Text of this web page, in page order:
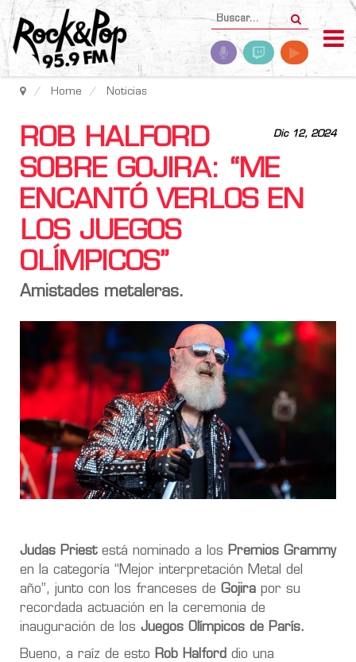
Home Noticias
Dic 12, 2024
ROB HALFORD
SOBRE GOJIRA: “ME
ENCANTÓ VERLOS EN
LOS JUEGOS
OLÍMPICOS”
Amistades metaleras.
Judas Priestestá nominado a los Premios Grammy
en la categoría “Mejor interpretación Metal del
año”, junto con los franceses de Gojira por su
recordada actuación en la ceremonia de
inauguración de los Juegos Olímpicos de París.
Bueno, a raíz de esto Rob Halford dio una